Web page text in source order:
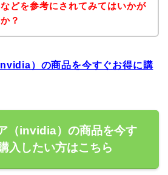
どを参考にされてみてはいかが
？
）の商品を今すぐお得に購
（invidia）の商品を今す
入したい方はこちら